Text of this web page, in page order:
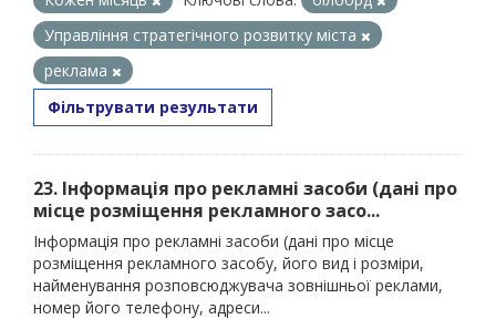
Управління стратегічного розвитку міста
реклама
Фільтрувати результати
23. Інформація про рекламні засоби (дані про
місце розміщення рекламного засо...
Інформація про рекламні засоби (дані про місце
розміщення рекламного засобу, його вид і розміри,
найменування розповсюджувача зовнішньої реклами,
номер його телефону, адреси...